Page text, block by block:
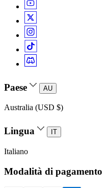
Paese AU
Australia (USD $)
Lingua IT
Italiano
Modalità di pagamento